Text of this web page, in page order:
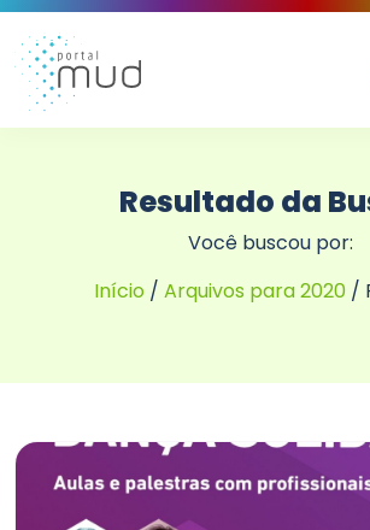
Resultado da
Você buscou por:
Início / Arquivos para 2020 /